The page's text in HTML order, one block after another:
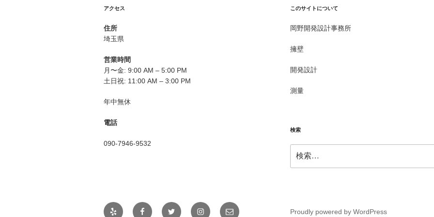
シ
ョ
ン
アクセス
住所
埼玉県
営業時間
月〜金: 9:00 AM – 5:00 PM
土日祝: 11:00 AM – 3:00 PM
年中無休
電話
090-7946-9532
このサイトについて
岡野開発設計事務所
擁壁
開発設計
測量
検索
索:
Yelp FacebookTwitter Instagramメ
Proudly powered by WordPress